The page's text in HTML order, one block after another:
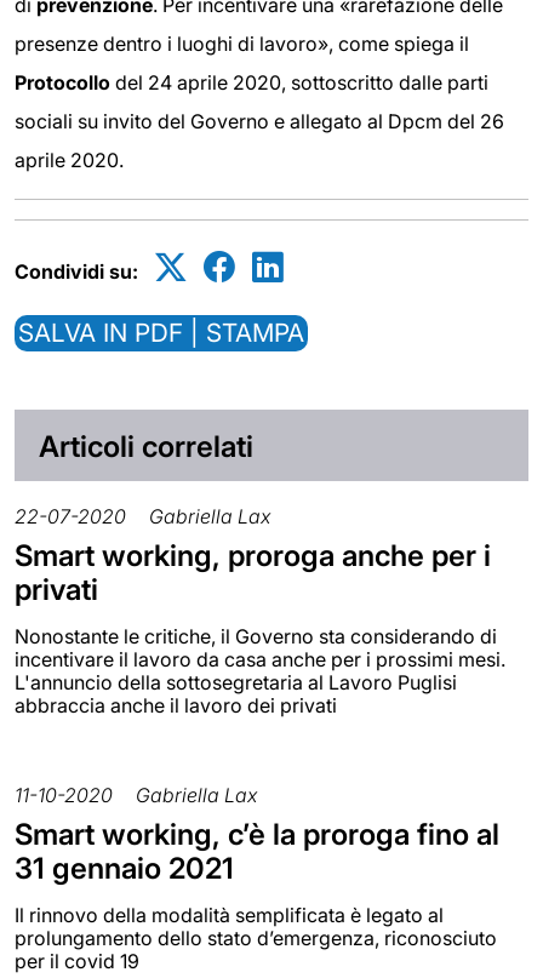
presenze dentro i luoghi di lavoro», come spiega il
Protocollo del 24 aprile 2020, sottoscritto dalle parti
sociali su invito del Governo e allegato al Dpcm del 26
aprile 2020.
Condividi su:
SALVA IN PDF | STAMPA
Articoli correlati
22-07-2020 Gabriella Lax
Smart working, proroga anche per i
privati
Nonostante le critiche, il Governo sta considerando di
incentivare il lavoro da casa anche per i prossimi mesi.
L'annuncio della sottosegretaria al Lavoro Puglisi
abbraccia anche il lavoro dei privati
11-10-2020 Gabriella Lax
Smart working, c’è la proroga fino al
31 gennaio 2021
Il rinnovo della modalità semplificata è legato al
prolungamento dello stato d’emergenza, riconosciuto
per il covid 19